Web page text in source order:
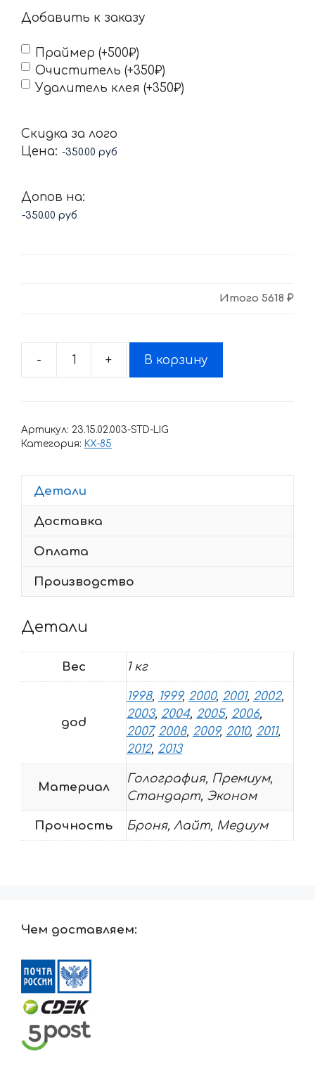
Добавить к заказу
Праймер (+500₽)
Очиститель (+350₽)
Удалитель клея (+350₽)
Скидка за лого
Цена:
Допов на:
Итого 5618 ₽
-
Количество
Комплект
1998-
+ В корзину
Артикул: 23.15.02.003-STD-LIG
Категория: KX-85
Детали
Доставка
Оплата
Производство
Детали
Вес 1 кг
god
1998, 1999, 2000, 2001, 2002,
2003, 2004, 2005, 2006,
2007, 2008, 2009, 2010, 2011,
2012, 2013
Материал
Голография, Премиум,
Стандарт, Эконом
Прочность Броня, Лайт, Медиум
Чем доставляем: